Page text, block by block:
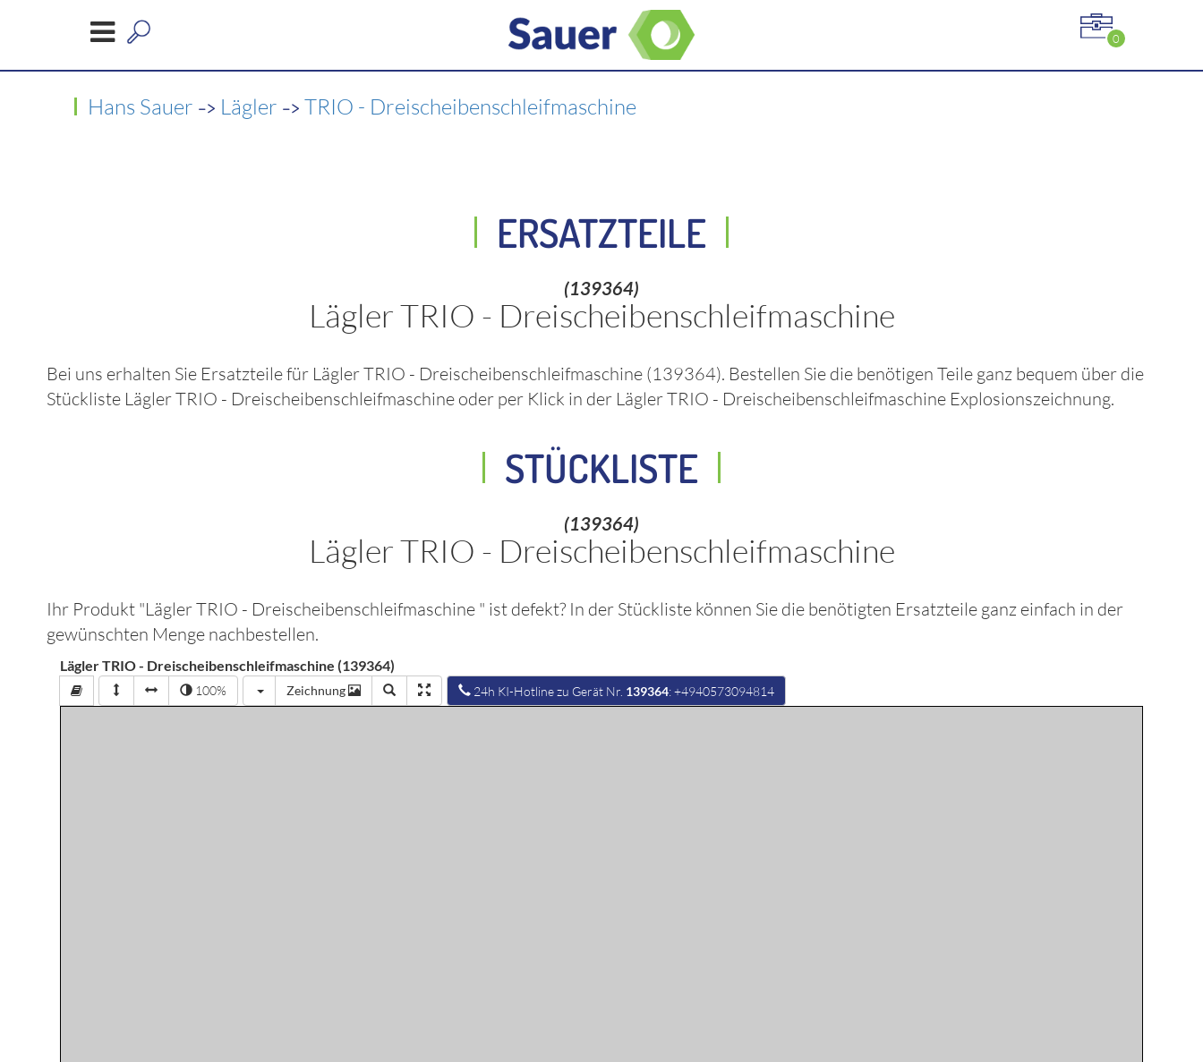
0
Hans Sauer -> Lägler ->TRIO - Dreischeibenschleifmaschine
ERSATZTEILE
(139364)
Lägler TRIO - Dreischeibenschleifmaschine
Bei uns erhalten Sie Ersatzteile für Lägler TRIO - Dreischeibenschleifmaschine (139364). Bestellen Sie die benötigen Teile ganz bequem über die
Stückliste Lägler TRIO - Dreischeibenschleifmaschine oder per Klick in der Lägler TRIO - Dreischeibenschleifmaschine Explosionszeichnung.
STÜCKLISTE
(139364)
Lägler TRIO - Dreischeibenschleifmaschine
Ihr Produkt "Lägler TRIO - Dreischeibenschleifmaschine " ist defekt? In der Stückliste können Sie die benötigten Ersatzteile ganz einfach in der
gewünschten Menge nachbestellen.
Lägler TRIO - Dreischeibenschleifmaschine (139364)
100% Zeichnung 24h KI-Hotline zu Gerät Nr. 139364: +4940573094814